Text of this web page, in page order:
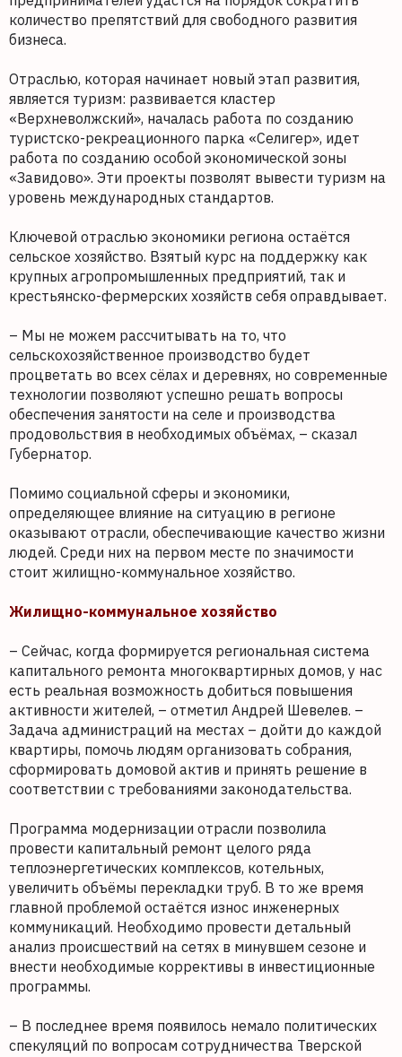
количество препятствий для свободного развития
бизнеса.
Отраслью, которая начинает новый этап развития,
является туризм: развивается кластер
«Верхневолжский», началась работа по созданию
туристско-рекреационного парка «Селигер», идет
работа по созданию особой экономической зоны
«Завидово». Эти проекты позволят вывести туризм на
уровень международных стандартов.
Ключевой отраслью экономики региона остаётся
сельское хозяйство. Взятый курс на поддержку как
крупных агропромышленных предприятий, так и
крестьянско-фермерских хозяйств себя оправдывает.
– Мы не можем рассчитывать на то, что
сельскохозяйственное производство будет
процветать во всех сёлах и деревнях, но современные
технологии позволяют успешно решать вопросы
обеспечения занятости на селе и производства
продовольствия в необходимых объёмах, – сказал
Губернатор.
Помимо социальной сферы и экономики,
определяющее влияние на ситуацию в регионе
оказывают отрасли, обеспечивающие качество жизни
людей. Среди них на первом месте по значимости
стоит жилищно-коммунальное хозяйство.
Жилищно-коммунальное хозяйство
– Сейчас, когда формируется региональная система
капитального ремонта многоквартирных домов, у нас
есть реальная возможность добиться повышения
активности жителей, – отметил Андрей Шевелев. –
Задача администраций на местах – дойти до каждой
квартиры, помочь людям организовать собрания,
сформировать домовой актив и принять решение в
соответствии с требованиями законодательства.
Программа модернизации отрасли позволила
провести капитальный ремонт целого ряда
теплоэнергетических комплексов, котельных,
увеличить объёмы перекладки труб. В то же время
главной проблемой остаётся износ инженерных
коммуникаций. Необходимо провести детальный
анализ происшествий на сетях в минувшем сезоне и
внести необходимые коррективы в инвестиционные
программы.
– В последнее время появилось немало политических
спекуляций по вопросам сотрудничества Тверской